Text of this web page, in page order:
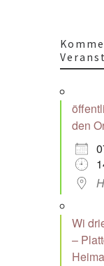
Office 365
den
Wi
–